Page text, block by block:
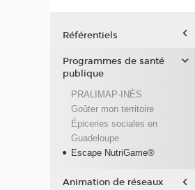
Référentiels
Programmes de santé
publique
PRALIMAP-INÈS
Goûter mon territoire
Épiceries sociales en
Guadeloupe
Escape NutriGame®
Animation de réseaux